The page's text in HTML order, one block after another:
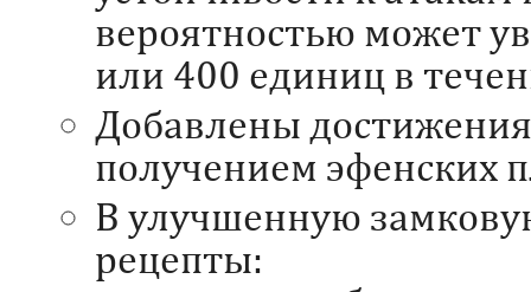
вероятностью может
или 400 единиц в
Добавлены
получением эфенских
В улучшенную
рецепты: